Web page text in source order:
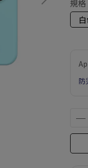
規格
防